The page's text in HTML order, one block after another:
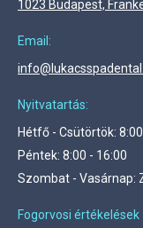
1023 Budapest,
Email:
Nyitvatartás:
Hétfő - Csütörtök:
Péntek: 8:00 - 16:00
Szombat - Vasárnap:
Fogorvosi értékelések